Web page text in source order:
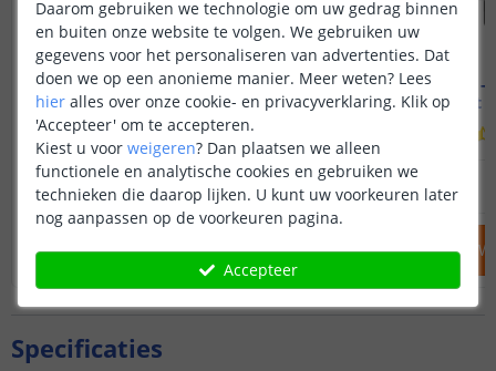
Wifi spot - MR16 fitting
4 watt - RGBWW
(3 reviews)
OP VOORRAAD 19,95
IN WINKELWAGEN
Wifi spot -
4 watt -
OP VOORRAAD
IN
Specificaties
Daarom gebruiken we technologie om uw gedrag binnen
en buiten onze website te volgen. We gebruiken uw
gegevens voor het personaliseren van advertenties. Dat
doen we op een anonieme manier. Meer weten? Lees
hier alles over onze cookie- en privacyverklaring. Klik op
'Accepteer' om te accepteren.
Kiest u voor weigeren? Dan plaatsen we alleen
functionele en analytische cookies en gebruiken we
technieken die daarop lijken. U kunt uw voorkeuren later
nog aanpassen op de voorkeuren pagina.
Accepteer